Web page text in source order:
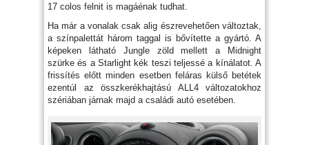
17 colos felnit is magáénak tudhat.
Ha már a vonalak csak alig észrevehetően változtak,
a színpalettát három taggal is bővítette a gyártó. A
képeken látható Jungle zöld mellett a Midnight
szürke és a Starlight kék teszi teljessé a kínálatot. A
frissítés előtt minden esetben feláras külső betétek
ezentúl az összkerékhajtású ALL4 változatokhoz
szériában járnak majd a családi autó esetében.